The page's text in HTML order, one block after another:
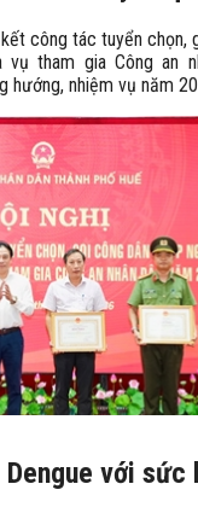
công tác tuyển chọn,
tham gia Công an
hướng, nhiệm vụ năm
với sức